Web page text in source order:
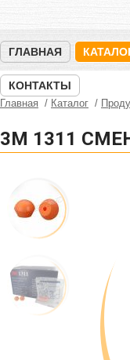
ГЛАВНАЯ
КОНТАКТЫ
Главная Каталог
3M 1311